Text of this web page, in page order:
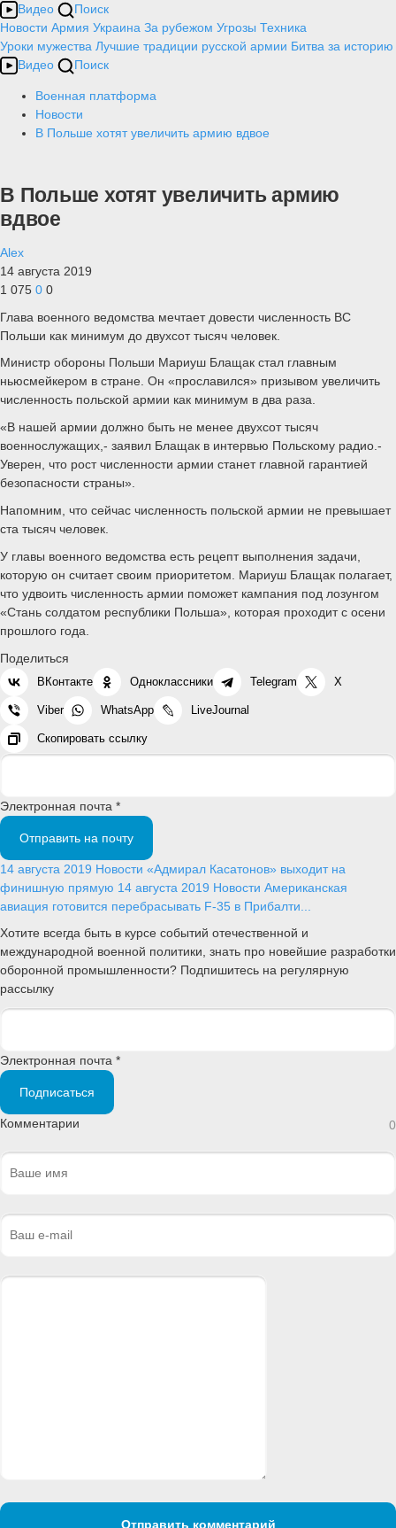
Видео
Поиск
Новости Армия Украина За рубежом Угрозы Техника
Уроки мужества Лучшие традиции русской армии Битва за историю
Видео
Поиск
Военная платформа
Новости
В Польше хотят увеличить армию вдвое
В Польше хотят увеличить армию
вдвое
Alex
14 августа 2019
1 075 0 0
Глава военного ведомства мечтает довести численность ВС
Польши как минимум до двухсот тысяч человек.
Министр обороны Польши Мариуш Блащак стал главным
ньюсмейкером в стране. Он «прославился» призывом увеличить
численность польской армии как минимум в два раза.
«В нашей армии должно быть не менее двухсот тысяч
военнослужащих,- заявил Блащак в интервью Польскому радио.-
Уверен, что рост численности армии станет главной гарантией
безопасности страны».
Напомним, что сейчас численность польской армии не превышает
ста тысяч человек.
У главы военного ведомства есть рецепт выполнения задачи,
которую он считает своим приоритетом. Мариуш Блащак полагает,
что удвоить численность армии поможет кампания под лозунгом
«Стань солдатом республики Польша», которая проходит с осени
прошлого года.
Поделиться
ВКонтакте Одноклассники Telegram X
Viber WhatsApp LiveJournal
Скопировать ссылку
Электронная почта *
Отправить на почту
14 августа 2019 Новости «Адмирал Касатонов» выходит на
финишную прямую 14 августа 2019 Новости Американская
авиация готовится перебрасывать F-35 в Прибалти...
Хотите всегда быть в курсе событий отечественной и
международной военной политики, знать про новейшие разработки
оборонной промышленности? Подпишитесь на регулярную
рассылку
Электронная почта *
Подписаться
Комментарии 0
Отправить комментарий